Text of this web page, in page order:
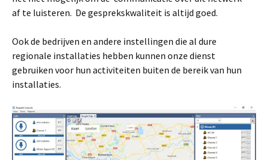
af te luisteren. De gesprekskwaliteit is altijd goed.
Ook de bedrijven en andere instellingen die al dure
regionale installaties hebben kunnen onze dienst
gebruiken voor hun activiteiten buiten de bereik van hun
installaties.